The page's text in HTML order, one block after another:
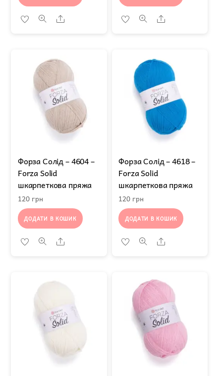
Share Share
Форза Солід – 4604 –
Forza Solid
шкарпеткова пряжа
120 грн
ДОДАТИ В КОШИК
Share
Форза Солід – 4618 –
Forza Solid
шкарпеткова пряжа
120 грн
ДОДАТИ В КОШИК
Share